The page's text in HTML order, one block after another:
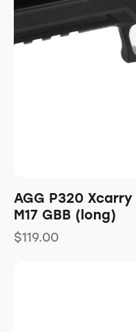
AGG P320
M17 GBB (long)
$119.00